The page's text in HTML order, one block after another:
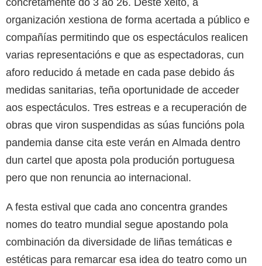
concretamente do 3 ao 26. Deste xeito, a
organización xestiona de forma acertada a público e
compañías permitindo que os espectáculos realicen
varias representacións e que as espectadoras, cun
aforo reducido á metade en cada pase debido ás
medidas sanitarias, teña oportunidade de acceder
aos espectáculos. Tres estreas e a recuperación de
obras que viron suspendidas as súas funcións pola
pandemia danse cita este verán en Almada dentro
dun cartel que aposta pola produción portuguesa
pero que non renuncia ao internacional.
A festa estival que cada ano concentra grandes
nomes do teatro mundial segue apostando pola
combinación da diversidade de liñas temáticas e
estéticas para remarcar esa idea do teatro como un